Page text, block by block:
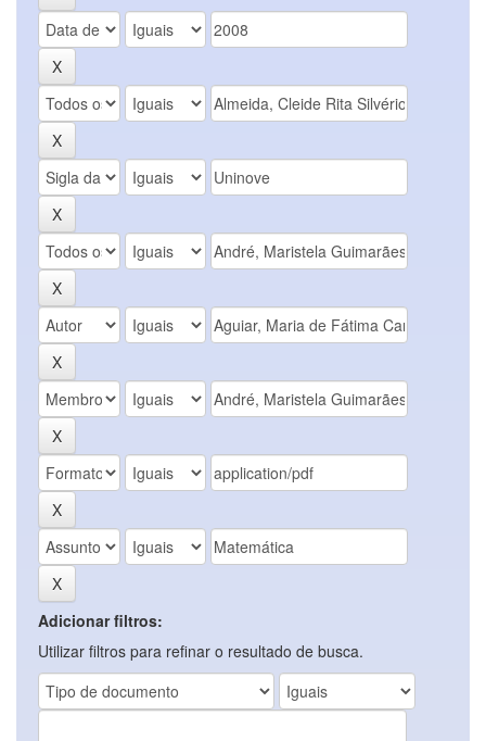
Adicionar filtros:
Utilizar filtros para refinar o resultado de busca.